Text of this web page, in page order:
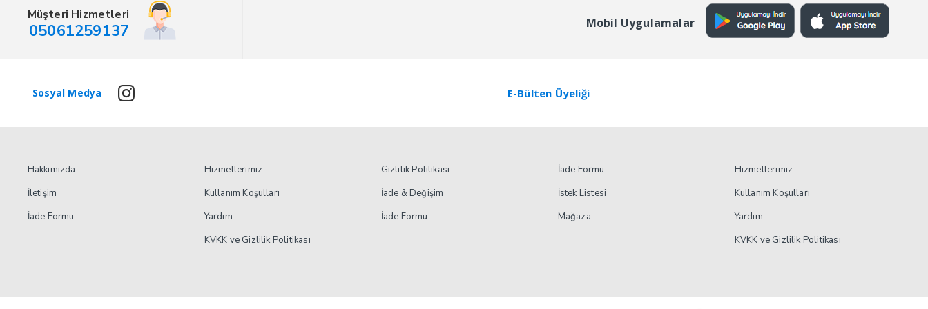
Müşteri Hizmetleri
05061259137 Mobil Uygulamalar
Sosyal Medya E-Bülten Üyeliği
Hakkımızda
İletişim
İade Formu
Hizmetlerimiz
Kullanım Koşulları
Yardım
KVKK ve Gizlilik Politikası
Gizlilik Politikası
İade & Değişim
İade Formu
İade Formu
İstek Listesi
Mağaza
Hizmetlerimiz
Kullanım Koşulları
Yardım
KVKK ve Gizlilik Politikası